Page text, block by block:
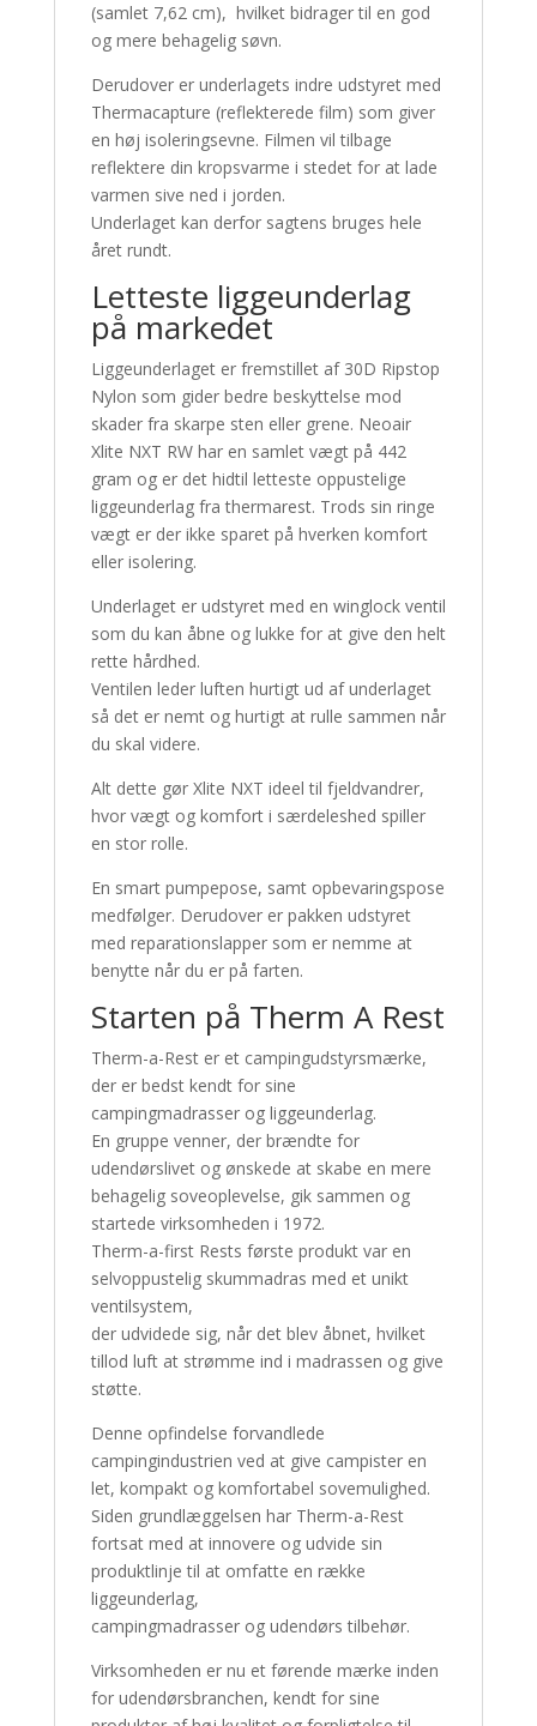
(samlet 7,62 cm), hvilket bidrager til en god
og mere behagelig søvn.
Derudover er underlagets indre udstyret med
Thermacapture (reflekterede film) som giver
en høj isoleringsevne. Filmen vil tilbage
reflektere din kropsvarme i stedet for at lade
varmen sive ned i jorden.
Underlaget kan derfor sagtens bruges hele
året rundt.
Letteste liggeunderlag
på markedet
Liggeunderlaget er fremstillet af 30D Ripstop
Nylon som gider bedre beskyttelse mod
skader fra skarpe sten eller grene. Neoair
Xlite NXT RW har en samlet vægt på 442
gram og er det hidtil letteste oppustelige
liggeunderlag fra thermarest. Trods sin ringe
vægt er der ikke sparet på hverken komfort
eller isolering.
Underlaget er udstyret med en winglock ventil
som du kan åbne og lukke for at give den helt
rette hårdhed.
Ventilen leder luften hurtigt ud af underlaget
så det er nemt og hurtigt at rulle sammen når
du skal videre.
Alt dette gør Xlite NXT ideel til fjeldvandrer,
hvor vægt og komfort i særdeleshed spiller
en stor rolle.
En smart pumpepose, samt opbevaringspose
medfølger. Derudover er pakken udstyret
med reparationslapper som er nemme at
benytte når du er på farten.
Starten på Therm A Rest
Therm-a-Rest er et campingudstyrsmærke,
der er bedst kendt for sine
campingmadrasser og liggeunderlag.
En gruppe venner, der brændte for
udendørslivet og ønskede at skabe en mere
behagelig soveoplevelse, gik sammen og
startede virksomheden i 1972.
Therm-a-first Rests første produkt var en
selvoppustelig skummadras med et unikt
ventilsystem,
der udvidede sig, når det blev åbnet, hvilket
tillod luft at strømme ind i madrassen og give
støtte.
Denne opfindelse forvandlede
campingindustrien ved at give campister en
let, kompakt og komfortabel sovemulighed.
Siden grundlæggelsen har Therm-a-Rest
fortsat med at innovere og udvide sin
produktlinje til at omfatte en række
liggeunderlag,
campingmadrasser og udendørs tilbehør.
Virksomheden er nu et førende mærke inden
for udendørsbranchen, kendt for sine